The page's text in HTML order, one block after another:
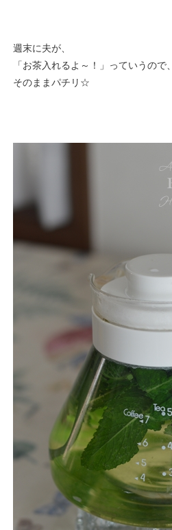
週末に夫が、
「お茶入れるよ～！」っていうので、
そのままパチリ☆